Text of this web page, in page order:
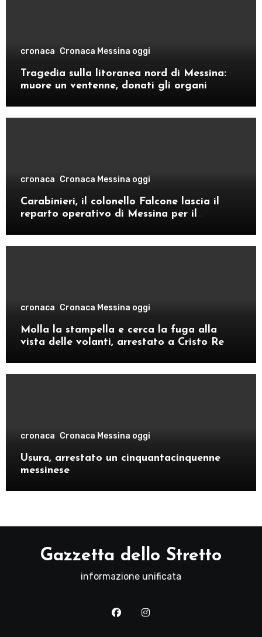
cronaca Cronaca Messina oggi
Tragedia sulla litoranea nord di Messina:
muore un ventenne, donati gli organi
cronaca Cronaca Messina oggi
Carabinieri, il colonello Falcone lascia il
reparto operativo di Messina per il
cronaca Cronaca Messina oggi
Molla la stampella e cerca la fuga alla
vista delle volanti, arrestato a Cristo Re
cronaca Cronaca Messina oggi
Usura, arrestato un cinquantacinquenne
messinese
Gazzetta dello Stretto
informazione unificata